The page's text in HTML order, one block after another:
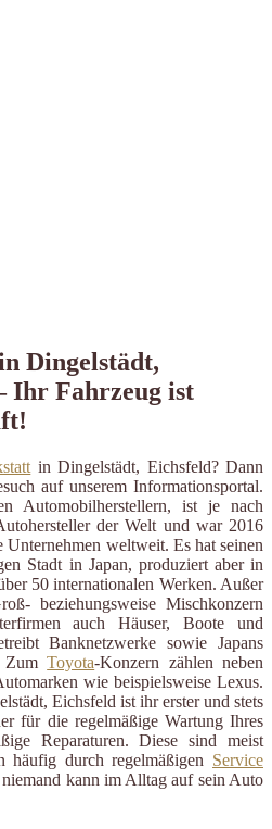
Dingelstädt,
Ihr Fahrzeug ist
in Dingelstädt, Eichsfeld? Dann
auf unserem Informationsportal.
Automobilherstellern, ist je nach
der Welt und war 2016
Unternehmen weltweit. Es hat seinen
Stadt in Japan, produziert aber in
50 internationalen Werken. Außer
beziehungsweise Mischkonzern
auch Häuser, Boote und
Banknetzwerke sowie Japans
ZumToyota-Konzern zählen neben
wie beispielsweise Lexus.
Eichsfeld ist ihr erster und stets
für die regelmäßige Wartung Ihres
Reparaturen. Diese sind meist
häufig durch regelmäßigen Service
kann im Alltag auf sein Auto